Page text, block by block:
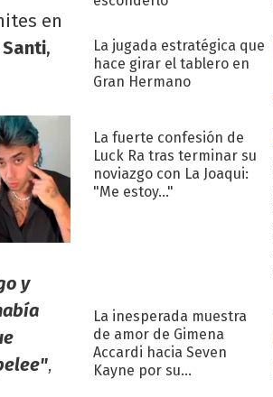
en
Santi,
y
,
La jugada estratégica que
hace girar el tablero en
Gran Hermano
La fuerte confesión de
Luck Ra tras terminar su
noviazgo con La Joaqui:
"Me estoy..."
La inesperada muestra
de amor de Gimena
Accardi hacia Seven
Kayne por su